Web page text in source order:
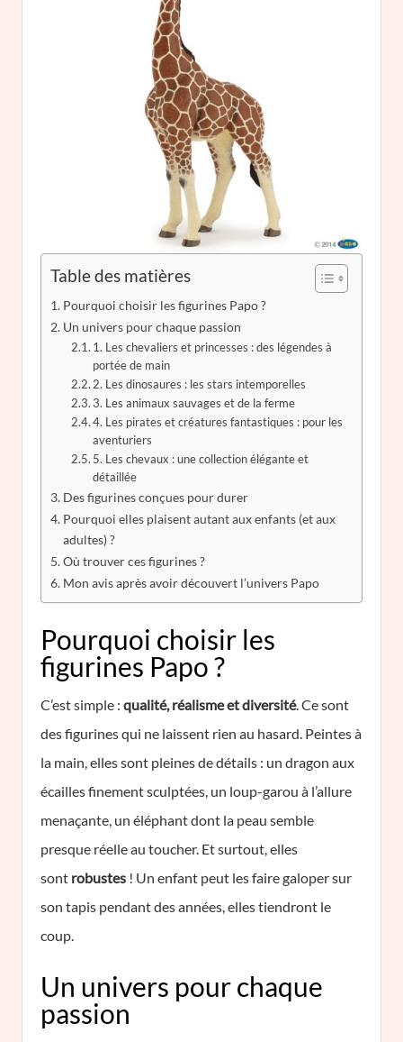
Table des matières
Pourquoi choisir les figurines Papo ?
Un univers pour chaque passion
1. Les chevaliers et princesses : des légendes à
portée de main
2. Les dinosaures : les stars intemporelles
3. Les animaux sauvages et de la ferme
4. Les pirates et créatures fantastiques : pour les
aventuriers
5. Les chevaux : une collection élégante et
détaillée
Des figurines conçues pour durer
Pourquoi elles plaisent autant aux enfants (et aux
adultes) ?
Où trouver ces figurines ?
Mon avis après avoir découvert l’univers Papo
Pourquoi choisir les
figurines Papo ?
C’est simple : qualité, réalisme et diversité. Ce sont
des figurines qui ne laissent rien au hasard. Peintes à
la main, elles sont pleines de détails : un dragon aux
écailles finement sculptées, un loup-garou à l’allure
menaçante, un éléphant dont la peau semble
presque réelle au toucher. Et surtout, elles
sont robustes ! Un enfant peut les faire galoper sur
son tapis pendant des années, elles tiendront le
coup.
Un univers pour chaque
passion